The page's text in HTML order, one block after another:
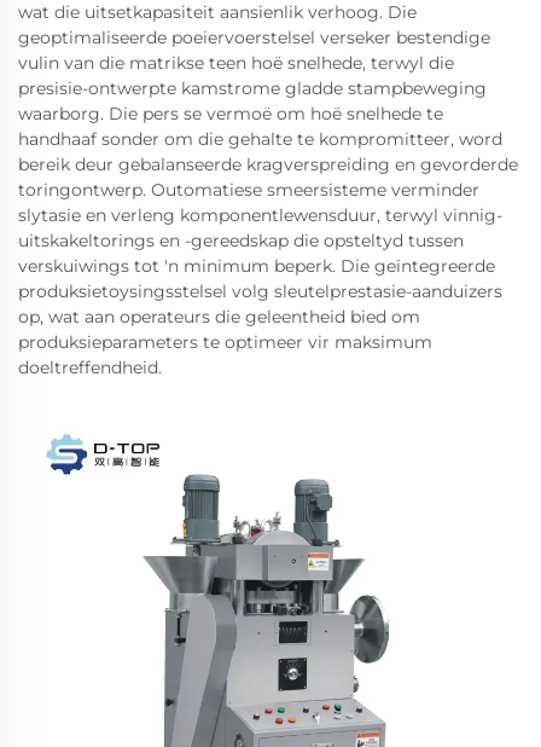
wat die uitsetkapasiteit aansienlik verhoog. Die
geoptimaliseerde poeiervoerstelsel verseker bestendige
vulin van die matrikse teen hoë snelhede, terwyl die
presisie-ontwerpte kamstrome gladde stampbeweging
waarborg. Die pers se vermoë om hoë snelhede te
handhaaf sonder om die gehalte te kompromitteer, word
bereik deur gebalanseerde kragverspreiding en gevorderde
toringontwerp. Outomatiese smeersisteme verminder
slytasie en verleng komponentlewensduur, terwyl vinnig-
uitskakeltorings en -gereedskap die opsteltyd tussen
verskuiwings tot 'n minimum beperk. Die geïntegreerde
produksietoysingsstelsel volg sleutelprestasie-aanduizers
op, wat aan operateurs die geleentheid bied om
produksieparameters te optimeer vir maksimum
doeltreffendheid.